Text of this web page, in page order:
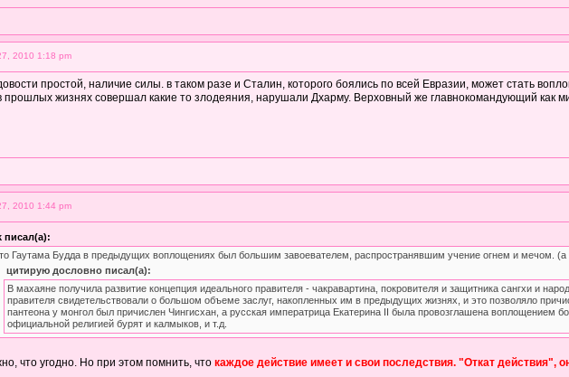
2010 1:18 pm
простой, наличие силы. в таком разе и Сталин, которого боялись по всей Евразии, может стать
прошлых жизнях совершал какие то злодеяния, нарушали Дхарму. Верховный же главнокомандующий как
2010 1:44 pm
писал(а):
Гаутама Будда в предыдущих воплощениях был большим завоевателем, распространявшим учение огнем и мечом. (а
цитирую дословно писал(а):
В махаяне получила развитие концепция идеального правителя - чакравартина, покровителя и защитника сангхи и
правителя свидетельствовали о большом объеме заслуг, накопленных им в предыдущих жизнях, и это позволяло
пантеона у монгол был причислен Чингисхан, а русская императрица Екатерина II была провозглашена воплощением
официальной религией бурят и калмыков, и т.д.
что угодно. Но при этом помнить, что каждое действие имеет и свои последствия. "Откат действия",